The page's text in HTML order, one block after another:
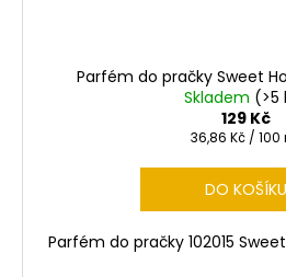
Parfém do pračky Sweet
Skladem (>5
129 Kč
Měrná
36,86 Kč / 100
DO KOŠÍKU
Parfém do pračky 102015